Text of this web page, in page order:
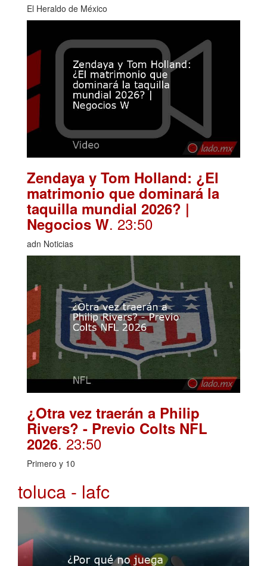
El Heraldo de México
Zendaya y Tom Holland: ¿El
matrimonio que dominará la
taquilla mundial 2026? |
Negocios W. 23:50
adn Noticias
¿Otra vez traerán a Philip
Rivers? - Previo Colts NFL
2026. 23:50
Primero y 10
toluca - lafc